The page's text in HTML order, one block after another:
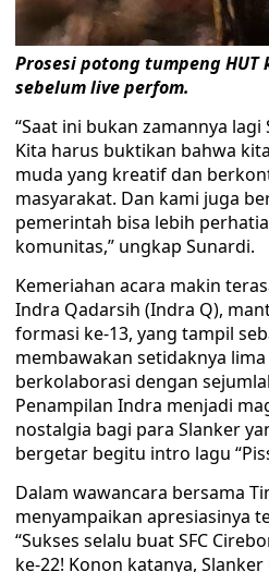
Prosesi potong tumpeng HUT
sebelum live perfom.
“Saat ini bukan zamannya
Kita harus buktikan bahwa
muda yang kreatif dan
masyarakat. Dan kami juga
pemerintah bisa lebih
komunitas,” ungkap Sunardi.
Kemeriahan acara makin
Indra Qadarsih (Indra Q),
formasi ke-13, yang tampil
membawakan setidaknya
berkolaborasi dengan
Penampilan Indra menjadi
nostalgia bagi para Slanker
bergetar begitu intro lagu
Dalam wawancara bersama
menyampaikan apresiasinya
“Sukses selalu buat SFC
ke-22! Konon katanya,